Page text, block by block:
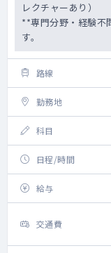
レクチャーあり）
**専門分野・経験不
す。
路線
勤務地
科目
日程/時間
給与
交通費